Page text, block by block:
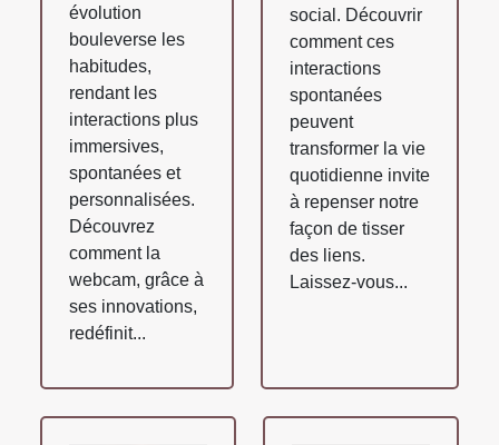
évolution
bouleverse les
habitudes,
rendant les
interactions plus
immersives,
spontanées et
personnalisées.
Découvrez
comment la
webcam, grâce à
ses innovations,
redéfinit...
social. Découvrir
comment ces
interactions
spontanées
peuvent
transformer la vie
quotidienne invite
à repenser notre
façon de tisser
des liens.
Laissez-vous...